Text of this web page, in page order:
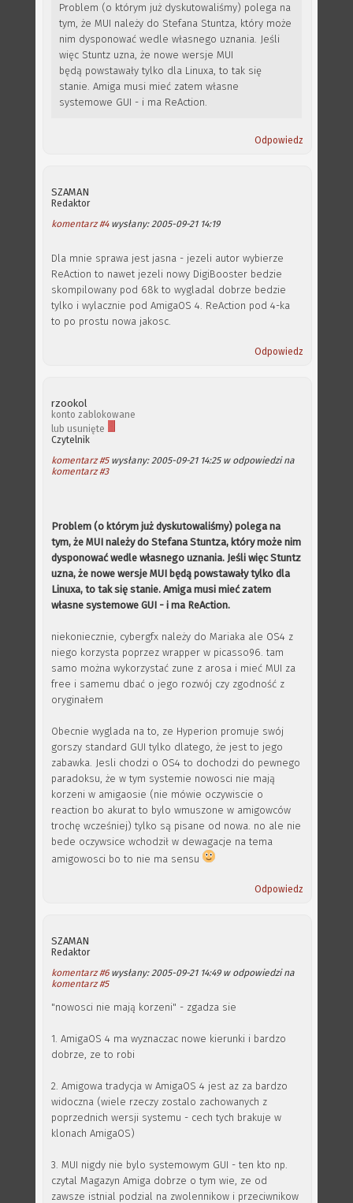
Problem (o którym już dyskutowaliśmy) polega na
tym, że MUI należy do Stefana Stuntza, który może
nim dysponować wedle własnego uznania. Jeśli
więc Stuntz uzna, że nowe wersje MUI
będą powstawały tylko dla Linuxa, to tak się
stanie. Amiga musi mieć zatem własne
systemowe GUI - i ma ReAction.
Odpowiedz
SZAMAN
Redaktor
komentarz #4wysłany: 2005-09-21 14:19
Dla mnie sprawa jest jasna - jezeli autor wybierze
ReAction to nawet jezeli nowy DigiBooster bedzie
skompilowany pod 68k to wygladal dobrze bedzie
tylko i wylacznie pod AmigaOS 4. ReAction pod 4-ka
to po prostu nowa jakosc.
Odpowiedz
rzookol
konto zablokowane
lub usunięte
Czytelnik
komentarz #5wysłany: 2005-09-21 14:25 w odpowiedzi na
komentarz #3
Problem (o którym już dyskutowaliśmy) polega na
tym, że MUI należy do Stefana Stuntza, który może nim
dysponować wedle własnego uznania. Jeśli więc Stuntz
uzna, że nowe wersje MUI będą powstawały tylko dla
Linuxa, to tak się stanie. Amiga musi mieć zatem
własne systemowe GUI - i ma ReAction.
niekoniecznie, cybergfx należy do Mariaka ale OS4 z
niego korzysta poprzez wrapper w picasso96. tam
samo można wykorzystać zune z arosa i mieć MUI za
free i samemu dbać o jego rozwój czy zgodność z
oryginałem
Obecnie wyglada na to, ze Hyperion promuje swój
gorszy standard GUI tylko dlatego, że jest to jego
zabawka. Jesli chodzi o OS4 to dochodzi do pewnego
paradoksu, że w tym systemie nowosci nie mają
korzeni w amigaosie (nie mówie oczywiscie o
reaction bo akurat to bylo wmuszone w amigowców
trochę wcześniej) tylko są pisane od nowa. no ale nie
bede oczywsice wchodził w dewagacje na tema
amigowosci bo to nie ma sensu
Odpowiedz
SZAMAN
Redaktor
komentarz #6wysłany: 2005-09-21 14:49 w odpowiedzi na
komentarz #5
"nowosci nie mają korzeni" - zgadza sie
1. AmigaOS 4 ma wyznaczac nowe kierunki i bardzo
dobrze, ze to robi
2. Amigowa tradycja w AmigaOS 4 jest az za bardzo
widoczna (wiele rzeczy zostalo zachowanych z
poprzednich wersji systemu - cech tych brakuje w
klonach AmigaOS)
3. MUI nigdy nie bylo systemowym GUI - ten kto np.
czytal Magazyn Amiga dobrze o tym wie, ze od
zawsze istnial podzial na zwolennikow i przeciwnikow